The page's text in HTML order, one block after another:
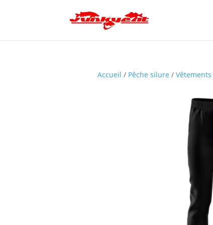
Accueil / Pêche silure / Vêtements